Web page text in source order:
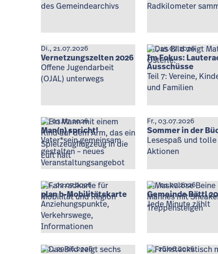
des Gemeindearchivs
Radkilometer
Di., 21.07.2026
Vernetzungszelten 2026
Offene Jugendarbeit
(OJAL) unterwegs
Mi., 15.07.2026
Im Fokus:
Ausschüsse
Teil 7: Vereine,
und Familien
Fr., 03.07.2026
Man(n) spricht!
Vater*sein gemeinsam
gestalten – neues
Veranstaltungsangebot
Fr., 03.07.2026
Sommer in der
Lesespaß und tolle
Aktionen
Do., 02.07.2026
plan b-Mobilitätskarte
Anziehungspunkte,
Verkehrswege,
Informationen
Mi., 01.07.2026
Gemeinde Bättl
Jede Minute zählt
Mo., 29.06.2026 Fr., 26.06.2026